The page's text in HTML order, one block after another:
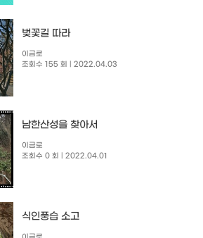
벚꽃길 따라
이금로
조회수 155 회
| 2022.04.03
남한산성을 찾아서
이금로
조회수 0 회
| 2022.04.01
식인풍습 소고